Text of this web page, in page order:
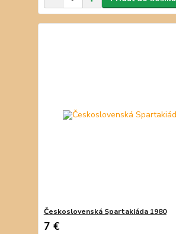
Československá Spartakiáda 1980
7 €